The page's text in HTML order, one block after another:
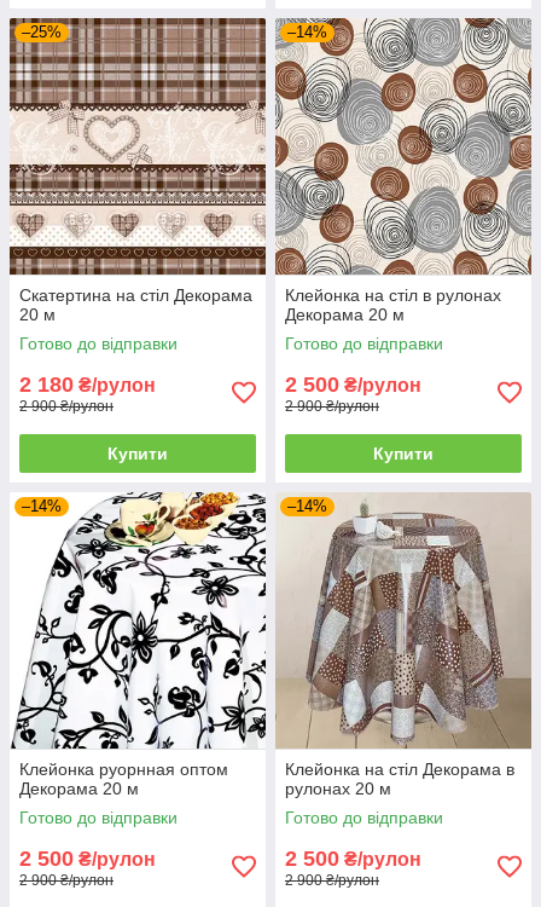
–25%
Скатертина на стіл Декорама
20 м
Готово до відправки
2 180 ₴/рулон
2 900 ₴/рулон
Купити
–14%
Клейонка на стіл в рулонах
Декорама 20 м
Готово до відправки
2 500 ₴/рулон
2 900 ₴/рулон
Купити
–14%
Клейонка руорнная оптом
Декорама 20 м
Готово до відправки
2 500 ₴/рулон
2 900 ₴/рулон
–14%
Клейонка на стіл Декорама в
рулонах 20 м
Готово до відправки
2 500 ₴/рулон
2 900 ₴/рулон